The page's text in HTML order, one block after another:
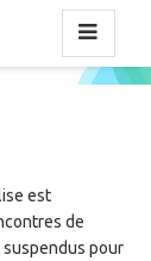
est
de
pour